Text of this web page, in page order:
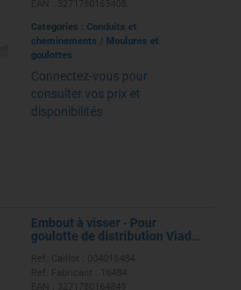
Categories : Conduits et
cheminements / Moulures et
goulottes
Connectez-vous pour
consulter vos prix et
disponibilités
Embout à visser - Pour
goulotte de distribution Viadis